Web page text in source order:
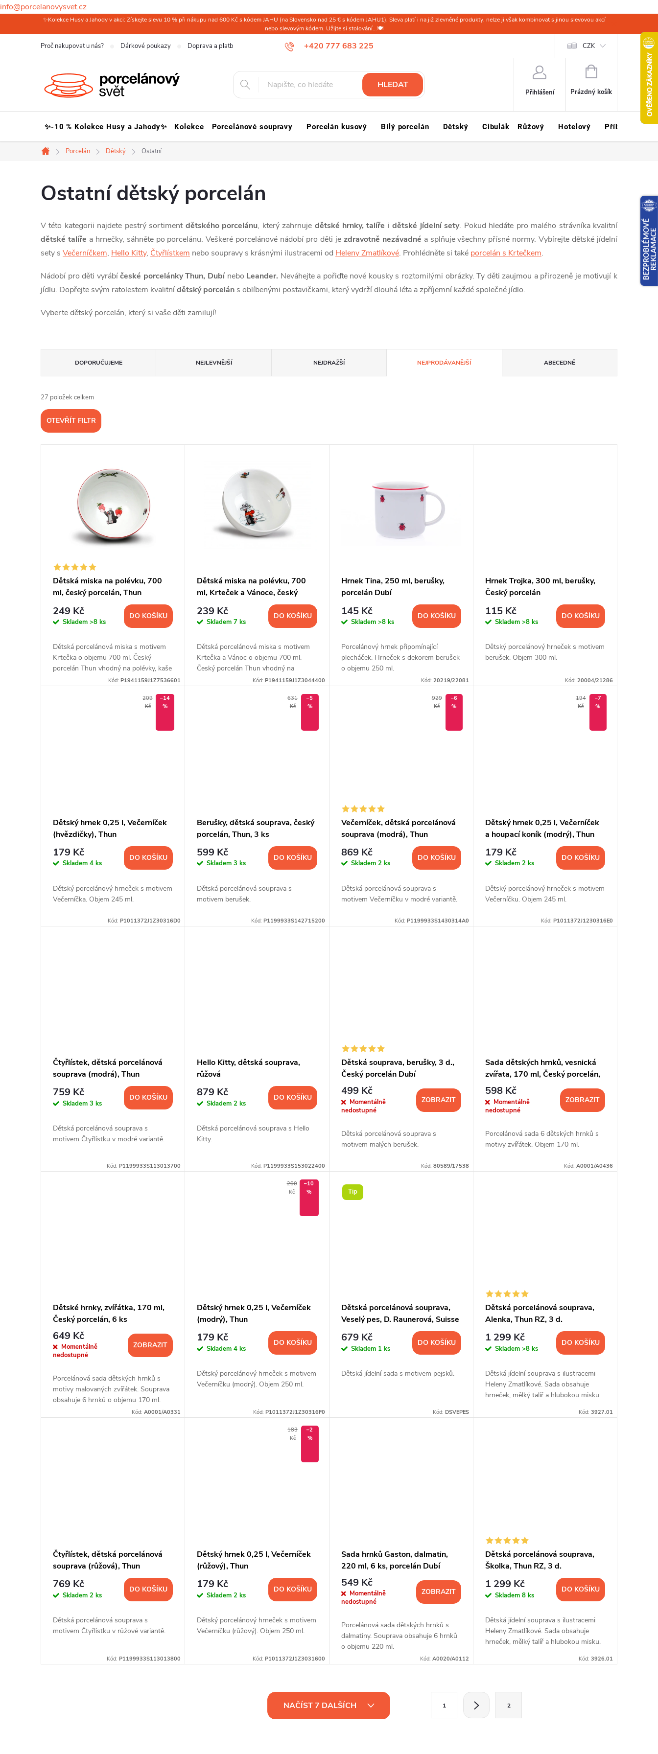
info@porcelanovysvet.cz
na
✨Kolekce Husy a Jahody v akci: Získejte slevu 10 % při nákupu nad 600 Kč s kódem JAHU (na Slovensko nad 25 € s kódem JAHU1). Sleva platí i na již zlevněné produkty, nelze ji však kombinovat s jinou slevovou akcí
nebo slevovým kódem. Užijte si stolování...🍽️
+420 777 683 225
Proč nakupovat u nás? Dárkové poukazy Doprava a platba ČR Doprava a platba Slovensko a svět Ochrana osobních údajů Kariéra
CZK
HLEDAT
Přihlášení
NÁKUPNÍ
Prázdný košík
✨-10 % Kolekce Husy a Jahody✨ Kolekce Porcelánové soupravy Porcelán kusový Bílý porcelán Dětský Cibulák Růžový Hotelový Příbory Sklo
Domů
Porcelán Dětský Ostatní
Ostatní dětský porcelán
V této kategorii najdete pestrý sortiment dětského porcelánu, který zahrnuje dětské hrnky, talíře i dětské jídelní sety. Pokud hledáte pro malého strávníka kvalitní
dětské talíře a hrnečky, sáhněte po porcelánu. Veškeré porcelánové nádobí pro děti je zdravotně nezávadné a splňuje všechny přísné normy. Vybírejte dětské jídelní
sety s Večerníčkem, Hello Kitty, Čtyřlístkem nebo soupravy s krásnými ilustracemi od Heleny Zmatlíkové. Prohlédněte si také porcelán s Krtečkem.
Nádobí pro děti vyrábíčeské porcelánky Thun, Dubí nebo Leander. Neváhejte a pořiďte nové kousky s roztomilými obrázky. Ty děti zaujmou a přirozeně je motivují k
jídlu. Dopřejte svým ratolestem kvalitnídětský porcelán s oblíbenými postavičkami, který vydrží dlouhá léta a zpříjemní každé společné jídlo.
Vyberte dětský porcelán, který si vaše děti zamilují!
a
z
e
ů
DOPORUČUJEME NEJLEVNĚJŠÍ NEJDRAŽŠÍ NEJPRODÁVANĚJŠÍ ABECEDNĚ
27 položek celkem
OTEVŘÍT FILTR
Dětská miska na polévku, 700
ml, český porcelán, Thun
249 Kč
Skladem >8 ks
DO KOŠÍKU
Dětská porcelánová miska s motivem
Krtečka o objemu 700 ml. Český
porcelán Thun vhodný na polévky, kaše
i další oblíbená dětská jídla.
Kód:P1941159J1Z7536601
Dětská miska na polévku, 700
ml, Krteček a Vánoce, český
porcelán, Thun
239 Kč
Skladem7 ks
DO KOŠÍKU
Dětská porcelánová miska s motivem
Krtečka a Vánoc o objemu 700 ml.
Český porcelán Thun vhodný na
polévky, kaše i oblíbené dětské dobroty.
Kód: P1941159J1Z3044400
Hrnek Tina, 250 ml, berušky,
porcelán Dubí
145 Kč
Skladem >8 ks
DO KOŠÍKU
Porcelánový hrnek připomínající
plecháček. Hrneček s dekorem berušek
o objemu 250 ml.
Kód: 20219/22081
Hrnek Trojka, 300 ml, berušky,
Český porcelán
115 Kč
Skladem >8 ks
DO KOŠÍKU
Dětský porcelánový hrneček s motivem
berušek. Objem 300 ml.
Kód: 20004/21286
209
Kč
–14
%
Dětský hrnek 0,25 l, Večerníček
(hvězdičky), Thun
179 Kč
Skladem 4 ks
DO KOŠÍKU
Dětský porcelánový hrneček s motivem
Večerníčka. Objem 245 ml.
Kód:P1011372J1Z30316D0
631
Kč
–5
%
Berušky, dětská souprava, český
porcelán, Thun, 3 ks
599 Kč
Skladem3 ks
DO KOŠÍKU
Dětská porcelánová souprava s
motivem berušek.
Kód: P1199933S142715200
929
Kč
–6
%
Večerníček, dětská porcelánová
souprava (modrá), Thun
869 Kč
Skladem 2 ks
DO KOŠÍKU
Dětská porcelánová souprava s
motivem Večerníčku v modré variantě.
Kód: P1199933S1430314A0
194
Kč
–7
%
Dětský hrnek 0,25 l, Večerníček
a houpací koník (modrý), Thun
179 Kč
Skladem 2 ks
DO KOŠÍKU
Dětský porcelánový hrneček s motivem
Večerníčku. Objem 245 ml.
Kód: P1011372J1230316E0
Čtyřlístek, dětská porcelánová
souprava (modrá), Thun
759 Kč
Skladem 3 ks
DO KOŠÍKU
Dětská porcelánová souprava s
motivem Čtyřlístku v modré variantě.
Kód:P1199933S113013700
Hello Kitty, dětská souprava,
růžová
879 Kč
Skladem2 ks
DO KOŠÍKU
Dětská porcelánová souprava s Hello
Kitty.
Kód: P1199933S153022400
Dětská souprava, berušky, 3 d.,
Český porcelán Dubí
499 Kč
Momentálně
nedostupné
ZOBRAZIT
Dětská porcelánová souprava s
motivem malých berušek.
Kód: 80589/17538
Sada dětských hrnků, vesnická
zvířata, 170 ml, Český porcelán,
6 ks
598 Kč
Momentálně
nedostupné
ZOBRAZIT
Porcelánová sada 6 dětských hrnků s
motivy zvířátek. Objem 170 ml.
Kód: A0001/A0436
Dětské hrnky, zvířátka, 170 ml,
Český porcelán, 6 ks
649 Kč
Momentálně
nedostupné
ZOBRAZIT
Porcelánová sada dětských hrnků s
motivy malovaných zvířátek. Souprava
obsahuje 6 hrnků o objemu 170 ml.
Kód:A0001/A0331
200
Kč
–10
%
Dětský hrnek 0,25 l, Večerníček
(modrý), Thun
179 Kč
Skladem4 ks
DO KOŠÍKU
Dětský porcelánový hrneček s motivem
Večerníčku (modrý). Objem 250 ml.
Kód: P1011372J1Z30316F0
Tip
Dětská porcelánová souprava,
Veselý pes, D. Raunerová, Suisse
Langenthal, 3 d.
679 Kč
Skladem 1 ks
DO KOŠÍKU
Dětská jídelní sada s motivem pejsků.
Kód: DSVEPES
Dětská porcelánová souprava,
Alenka, Thun RZ, 3 d.
1 299 Kč
Skladem >8 ks
DO KOŠÍKU
Dětská jídelní souprava s ilustracemi
Heleny Zmatlíkové. Sada obsahuje
hrneček, mělký talíř a hlubokou misku.
Kód: 3927.01
Čtyřlístek, dětská porcelánová
souprava (růžová), Thun
769 Kč
Skladem 2 ks
DO KOŠÍKU
Dětská porcelánová souprava s
motivem Čtyřlístku v růžové variantě.
Kód:P1199933S113013800
183
Kč
–2
%
Dětský hrnek 0,25 l, Večerníček
(růžový), Thun
179 Kč
Skladem2 ks
DO KOŠÍKU
Dětský porcelánový hrneček s motivem
Večerníčku (růžový). Objem 250 ml.
Kód: P1011372J1Z3031600
Sada hrnků Gaston, dalmatin,
220 ml, 6 ks, porcelán Dubí
549 Kč
Momentálně
nedostupné
ZOBRAZIT
Porcelánová sada dětských hrnků s
dalmatiny. Souprava obsahuje 6 hrnků
o objemu 220 ml.
Kód: A0020/A0112
Dětská porcelánová souprava,
Školka, Thun RZ, 3 d.
1 299 Kč
Skladem 8 ks
DO KOŠÍKU
Dětská jídelní souprava s ilustracemi
Heleny Zmatlíkové. Sada obsahuje
hrneček, mělký talíř a hlubokou misku.
Kód: 3926.01
NAČÍST 7 DALŠÍCH 1 2